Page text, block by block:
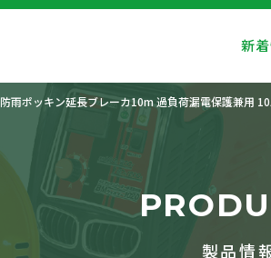
新
防雨ポッキン延長ブレーカ10m 過負荷漏電保護兼用
製品情